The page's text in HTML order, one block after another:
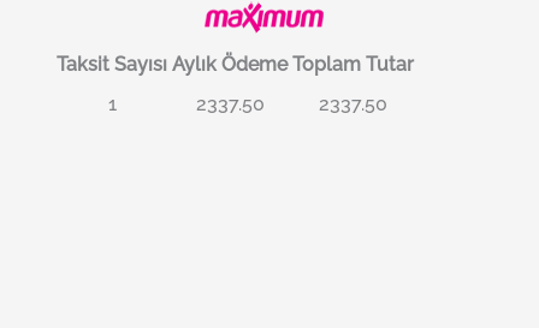
Taksit Sayısı Aylık Ödeme Toplam Tutar
1
2337.50 2337.50